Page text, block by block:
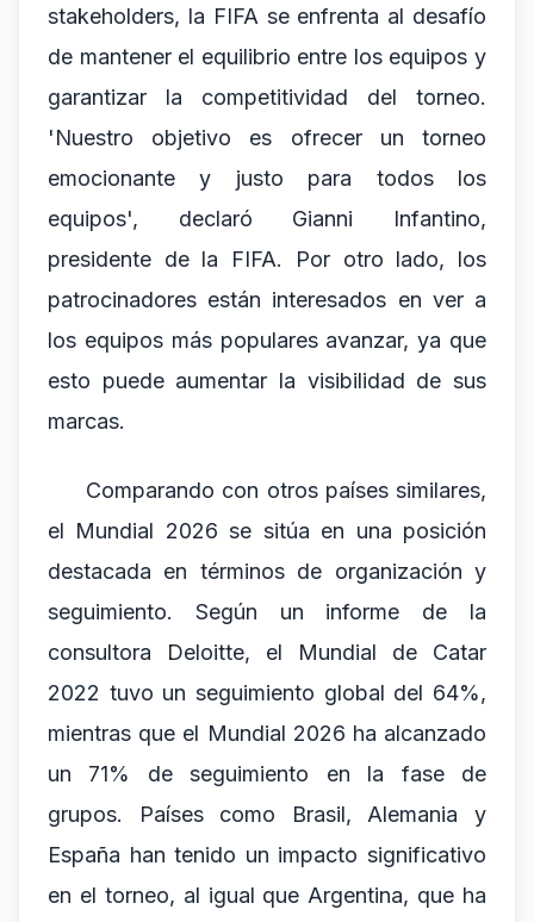
stakeholders, la FIFA se enfrenta al desafío
de mantener el equilibrio entre los equipos y
garantizar la competitividad del torneo.
'Nuestro objetivo es ofrecer un torneo
emocionante y justo para todos los
equipos', declaró Gianni Infantino,
presidente de la FIFA. Por otro lado, los
patrocinadores están interesados en ver a
los equipos más populares avanzar, ya que
esto puede aumentar la visibilidad de sus
marcas.
Comparando con otros países similares,
el Mundial 2026 se sitúa en una posición
destacada en términos de organización y
seguimiento. Según un informe de la
consultora Deloitte, el Mundial de Catar
2022 tuvo un seguimiento global del 64%,
mientras que el Mundial 2026 ha alcanzado
un 71% de seguimiento en la fase de
grupos. Países como Brasil, Alemania y
España han tenido un impacto significativo
en el torneo, al igual que Argentina, que ha